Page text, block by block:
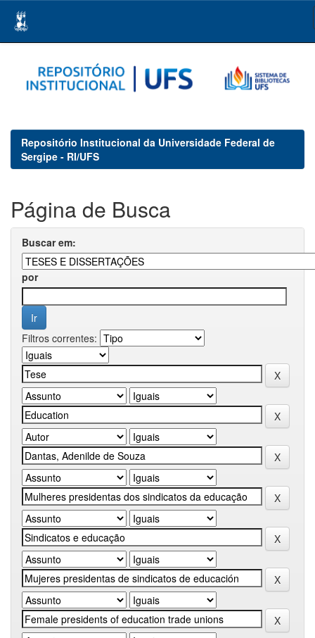
navigation
Repositório Institucional da Universidade Federal de
Sergipe - RI/UFS
Página de Busca
Buscar em:
por
Filtros correntes: